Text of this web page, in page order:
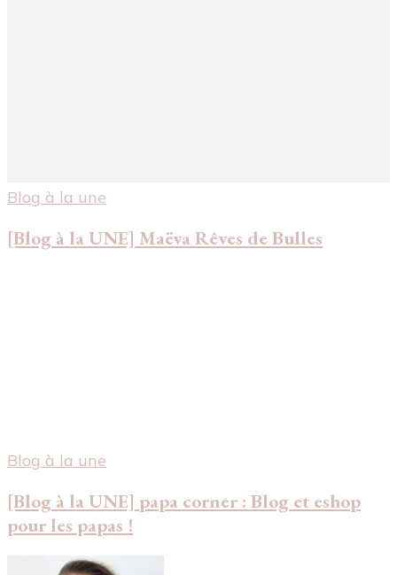
Blog à la une
[Blog à la UNE] Maëva Rêves de Bulles
Blog à la une
[Blog à la UNE] papa corner : Blog et eshop
pour les papas !